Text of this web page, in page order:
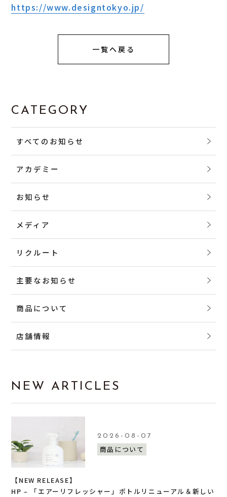
https://www.designtokyo.jp/
一覧へ戻る
CATEGORY
すべてのお知らせ
アカデミー
お知らせ
メディア
リクルート
主要なお知らせ
商品について
店舗情報
NEW ARTICLES
2026-08-07
商品について
【NEW RELEASE】
HP – 「エアーリフレッシャー」ボトルリニューアル＆新しい